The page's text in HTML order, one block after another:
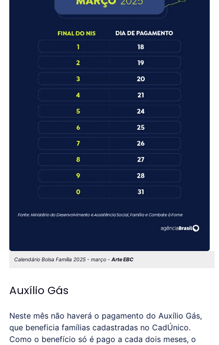
Calendário Bolsa Família 2025 - março - Arte EBC
Auxílio Gás
Neste mês não haverá o pagamento do Auxílio Gás,
que beneficia famílias cadastradas no CadÚnico.
Como o benefício só é pago a cada dois meses, o